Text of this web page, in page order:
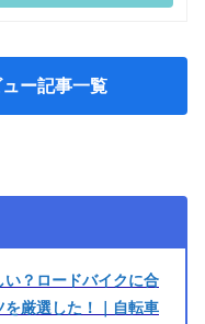
ー記事一覧
い？ロードバイクに合
を厳選した！｜自転車